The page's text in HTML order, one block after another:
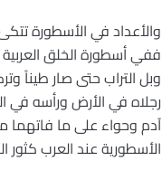
والأعداد في الأسطورة
وبل التراب حتى صار طيناً
رجلاه في الأرض ورأسه في
الأسطورية عند العرب كثور